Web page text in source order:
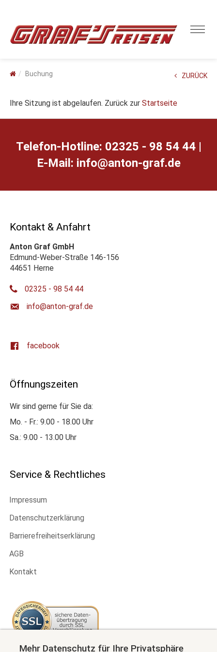
Buchung ZURÜCK
Ihre Sitzung ist abgelaufen. Zurück zur Startseite
Telefon-Hotline: 02325 - 98 54 44 |
E-Mail: ed.farg-notna@ofni
Kontakt & Anfahrt
Anton Graf GmbH
Edmund-Weber-Straße 146-156
44651 Herne
02325 - 98 54 44
ed.farg-notna@ofni
facebook
Öffnungszeiten
Wir sind gerne für Sie da:
Mo. - Fr.: 9.00 - 18.00 Uhr
Sa.: 9.00 - 13.00 Uhr
Service & Rechtliches
Impressum
Datenschutzerklärung
Barrierefreiheitserklärung
AGB
Kontakt
Mehr Datenschutz für Ihre Privatsphäre